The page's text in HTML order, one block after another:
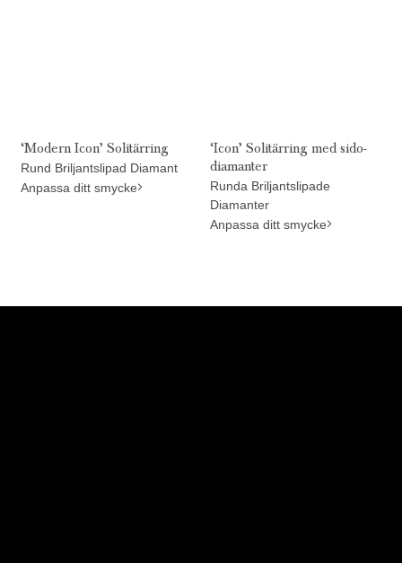
‘Modern Icon’ Solitärring
Rund Briljantslipad Diamant
Anpassa ditt smycke
‘Icon’ Solitärring med sido-
diamanter
Runda Briljantslipade
Diamanter
Anpassa ditt smycke